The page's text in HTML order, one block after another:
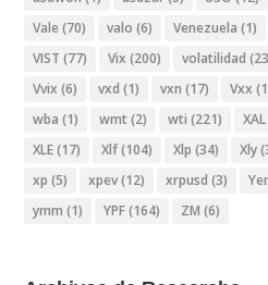
Vale (70) valo (6) Venezuela (1)
VIST (77) Vix (200) volatilidad
Vvix (6) vxd (1) vxn (17) Vxx
wba (1) wmt (2) wti (221) XAL
XLE(17) Xlf(104) Xlp (34) Xly
xp (5) xpev(12) xrpusd (3)
ymm (1) YPF(164) ZM (6)